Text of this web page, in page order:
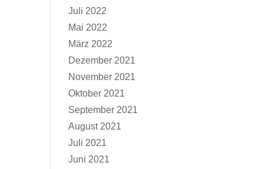
Juli 2022
Mai 2022
März 2022
Dezember 2021
November 2021
Oktober 2021
September 2021
August 2021
Juli 2021
Juni 2021